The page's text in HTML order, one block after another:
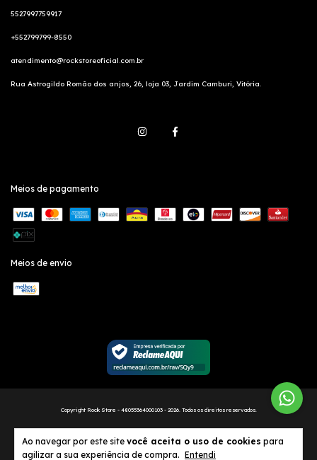
Ao navegar por este site você aceita o uso de cookies para
agilizar a sua experiência de compra. Entendi
5527997759917
+552799799-8550
atendimento@rockstoreoficial.com.br
Rua Astrogildo Romão dos anjos, 26, loja 03, Jardim Camburi, Vitória.
Meios de pagamento
Meios de envio
Copyright Rock Store - 48055364000103 - 2026. Todos os direitos reservados.